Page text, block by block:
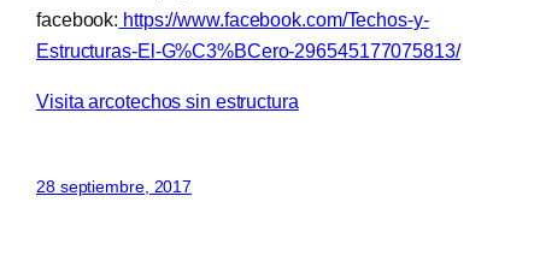
facebook: https://www.facebook.com/Techos-y-
Estructuras-El-G%C3%BCero-296545177075813/
Visita arcotechos sin estructura
28 septiembre, 2017